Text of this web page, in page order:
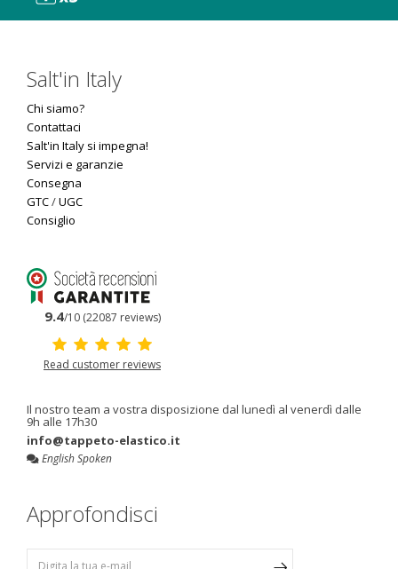
Salt'in Italy
Chi siamo?
Contattaci
Salt'in Italy si impegna!
Servizi e garanzie
Consegna
GTC/UGC
Consiglio
9.4/10 (22087 reviews)
Read customer reviews
Il nostro team a vostra disposizione dal lunedì al venerdì dalle
9h alle 17h30
info@tappeto-elastico.it
English Spoken
Approfondisci